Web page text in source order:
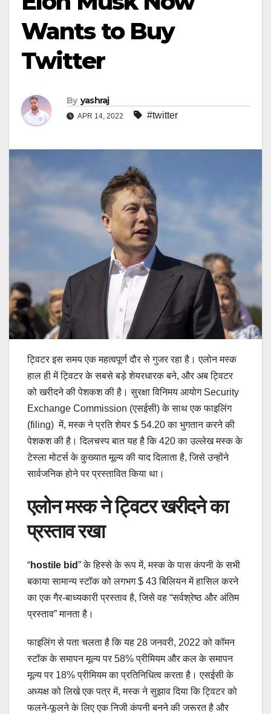
Wants to Buy
Twitter
By yashraj
APR 14, 2022 #twitter
ट्विटर इस समय एक महत्वपूर्ण दौर से गुजर रहा है। एलोन मस्क
हाल ही में ट्विटर के सबसे बड़े शेयरधारक बने, और अब ट्विटर
को खरीदने की पेशकश की है। सुरक्षा विनिमय आयोग Security
Exchange Commission (एसईसी) के साथ एक फाइलिंग
(filing) में, मस्क ने प्रति शेयर $ 54.20 का भुगतान करने की
पेशकश की है। दिलचस्प बात यह है कि 420 का उल्लेख मस्क के
टेस्ला मोटर्स के कुख्यात मूल्य की याद दिलाता है, जिसे उन्होंने
सार्वजनिक होने पर प्रस्तावित किया था।
एलोन मस्क ने ट्विटर खरीदने का
प्रस्ताव रखा
“hostile bid” के हिस्से के रूप में, मस्क के पास कंपनी के सभी
बकाया सामान्य स्टॉक को लगभग $ 43 बिलियन में हासिल करने
का एक गैर-बाध्यकारी प्रस्ताव है, जिसे वह “सर्वश्रेष्ठ और अंतिम
प्रस्ताव” मानता है।
फाइलिंग से पता चलता है कि यह 28 जनवरी, 2022 को कॉमन
स्टॉक के समापन मूल्य पर 58% प्रीमियम और कल के समापन
मूल्य पर 18% प्रीमियम का प्रतिनिधित्व करता है। एसईसी के
अध्यक्ष को लिखे एक पत्र में, मस्क ने सुझाव दिया कि ट्विटर को
फलने-फूलने के लिए एक निजी कंपनी बनने की जरूरत है और